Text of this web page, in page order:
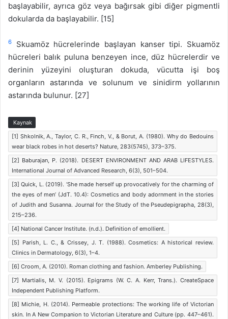
başlayabilir, ayrıca göz veya bağırsak gibi diğer pigmentli
dokularda da başlayabilir. [15]
6
Skuamöz hücrelerinde başlayan kanser tipi. Skuamöz
hücreleri balık puluna benzeyen ince, düz hücrelerdir ve
derinin yüzeyini oluşturan dokuda, vücutta işi boş
organların astarında ve solunum ve sinidirm yollarının
astarında bulunur. [27]
Kaynak
[1] Shkolnik, A., Taylor, C. R., Finch, V., & Borut, A. (1980). Why do Bedouins
wear black robes in hot deserts? Nature, 283(5745), 373–375.
[2] Baburajan, P. (2018). DESERT ENVIRONMENT AND ARAB LIFESTYLES.
International Journal of Advanced Research, 6(3), 501–504.
[3] Quick, L. (2019). ‘She made herself up provocatively for the charming of
the eyes of men’ (JdT. 10.4): Cosmetics and body adornment in the stories
of Judith and Susanna. Journal for the Study of the Pseudepigrapha, 28(3),
215–236.
[4] National Cancer Institute. (n.d.). Definition of emollient.
[5] Parish, L. C., & Crissey, J. T. (1988). Cosmetics: A historical review.
Clinics in Dermatology, 6(3), 1–4.
[6] Croom, A. (2010). Roman clothing and fashion. Amberley Publishing.
[7] Martialis, M. V. (2015). Epigrams (W. C. A. Kerr, Trans.). CreateSpace
Independent Publishing Platform.
[8] Michie, H. (2014). Permeable protections: The working life of Victorian
skin. In A New Companion to Victorian Literature and Culture (pp. 447–461).